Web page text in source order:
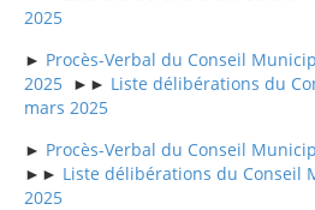
2025
► Procès-Verbal du Conseil
2025 ►► Liste délibérations du
mars 2025
► Procès-Verbal du Conseil
►► Liste délibérations du Conseil
2025